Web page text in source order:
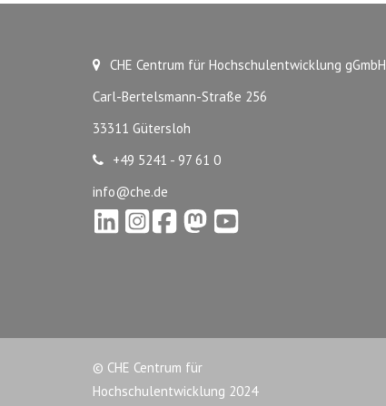
CHE Centrum für Hochschulentwicklung gGmbH
Carl-Bertelsmann-Straße 256
33311 Gütersloh
+49 5241 - 97 61 0
info@che.de
© CHE Centrum für
Hochschulentwicklung 2024